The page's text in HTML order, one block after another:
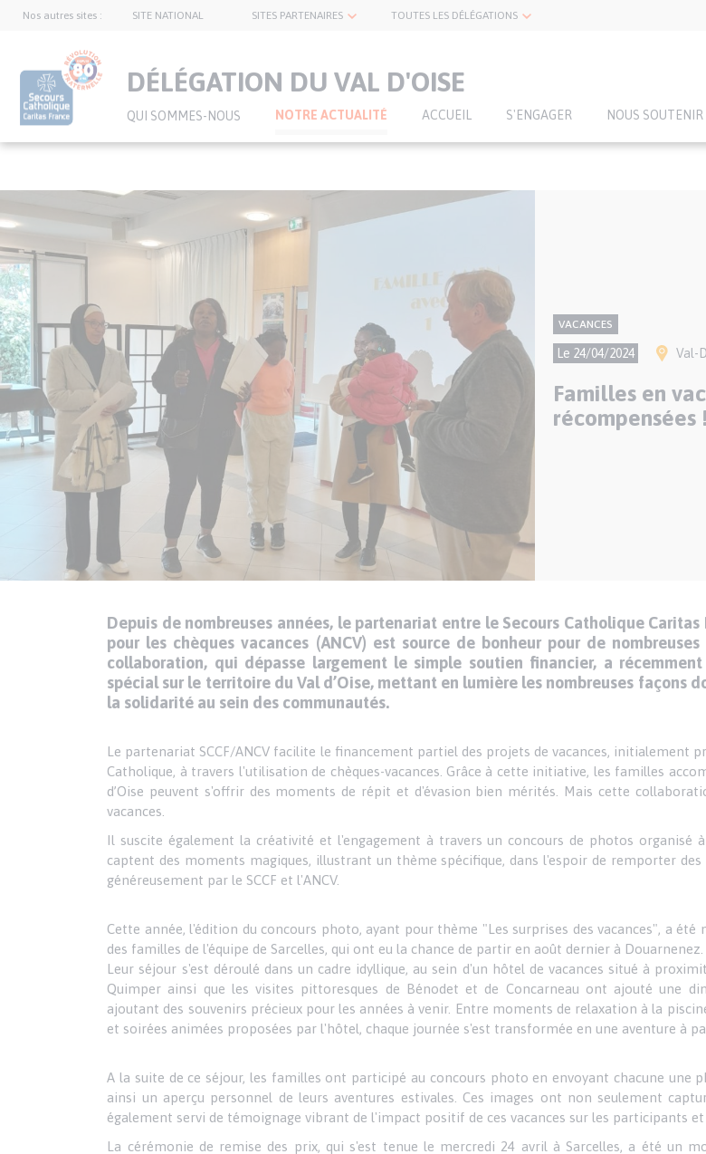
au
principal
Nos autres sites : SITE NATIONAL SITES PARTENAIRES TOUTES LES DÉLÉGATIONS
DÉLÉGATION DU VAL D'OISE
QUI SOMMES-NOUS NOTRE ACTUALITÉ ACCUEIL S'ENGAGER NOUS SOUTENIR
principal
l’article
CONTENU
NATIONAL
Thème
VACANCES
Le 24/04/2024 Val-
Familles en
récompensées !
Paragraphes
de
contenu
Texte
Depuis de nombreuses années, le partenariat entre le Secours Catholique Caritas
pour les chèques vacances (ANCV) est source de bonheur pour de
collaboration, qui dépasse largement le simple soutien financier, a
spécial sur le territoire du Val d’Oise, mettant en lumière les nombreuses façons
la solidarité au sein des communautés.
Le partenariat SCCF/ANCV facilite le financement partiel des projets de vacances, initialement
Catholique, à travers l'utilisation de chèques-vacances. Grâce à cette initiative, les familles
d’Oise peuvent s'offrir des moments de répit et d'évasion bien mérités. Mais cette
vacances.
Il suscite également la créativité et l'engagement à travers un concours de photos organisé
captent des moments magiques, illustrant un thème spécifique, dans l'espoir de remporter
généreusement par le SCCF et l'ANCV.
Cette année, l'édition du concours photo, ayant pour thème "Les surprises des vacances", a
des familles de l'équipe de Sarcelles, qui ont eu la chance de partir en août dernier à Douarnenez.
Leur séjour s'est déroulé dans un cadre idyllique, au sein d'un hôtel de vacances situé à
Quimper ainsi que les visites pittoresques de Bénodet et de Concarneau ont ajouté une
ajoutant des souvenirs précieux pour les années à venir. Entre moments de relaxation à la
et soirées animées proposées par l'hôtel, chaque journée s'est transformée en une aventure à
A la suite de ce séjour, les familles ont participé au concours photo en envoyant chacune une
ainsi un aperçu personnel de leurs aventures estivales. Ces images ont non seulement
également servi de témoignage vibrant de l'impact positif de ces vacances sur les participants et
La cérémonie de remise des prix, qui s'est tenue le mercredi 24 avril à Sarcelles, a été un